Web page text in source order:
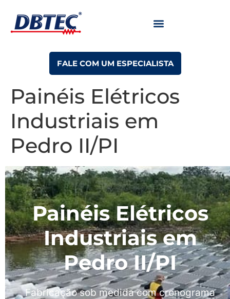
FALE COM UM ESPECIALISTA
Painéis Elétricos
Industriais em
Pedro II/PI
Painéis Elétricos
Industriais em
Pedro II/PI
Fabricação sob medida com cronograma